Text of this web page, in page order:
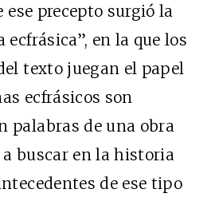
ese precepto surgió la
ecfrásica”, en la que los
texto juegan el papel
ecfrásicos son
palabras de una obra
buscar en la historia
de ese tipo